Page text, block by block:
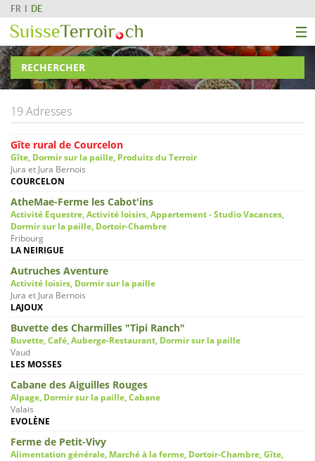
FR DE
RECHERCHER
19 Adresses
Gîte rural de Courcelon
Gîte, Dormir sur la paille, Produits du Terroir
Jura et Jura Bernois
COURCELON
AtheMae-Ferme les Cabot'ins
Activité Equestre, Activité loisirs, Appartement - Studio Vacances,
Dormir sur la paille, Dortoir-Chambre
Fribourg
LA NEIRIGUE
Autruches Aventure
Activité loisirs, Dormir sur la paille
Jura et Jura Bernois
LAJOUX
Buvette des Charmilles "Tipi Ranch"
Buvette, Café, Auberge-Restaurant, Dormir sur la paille
Vaud
LES MOSSES
Cabane des Aiguilles Rouges
Alpage, Dormir sur la paille, Cabane
Valais
EVOLÈNE
Ferme de Petit-Vivy
Alimentation générale, Marché à la ferme, Dortoir-Chambre, Gîte,